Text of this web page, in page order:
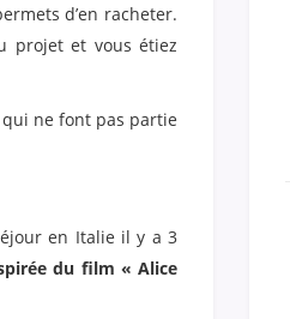
d’en racheter.
projet et vous étiez
qui ne font pas partie
en Italie il y a 3
du film « Alice